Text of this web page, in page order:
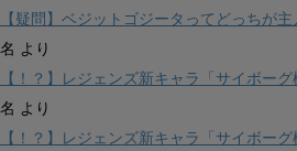
【疑問】ベジットゴジータってどっちが
名 より
【！？】レジェンズ新キャラ「サイボー
名 より
【！？】レジェンズ新キャラ「サイボー